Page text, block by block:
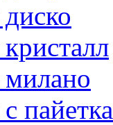
милано